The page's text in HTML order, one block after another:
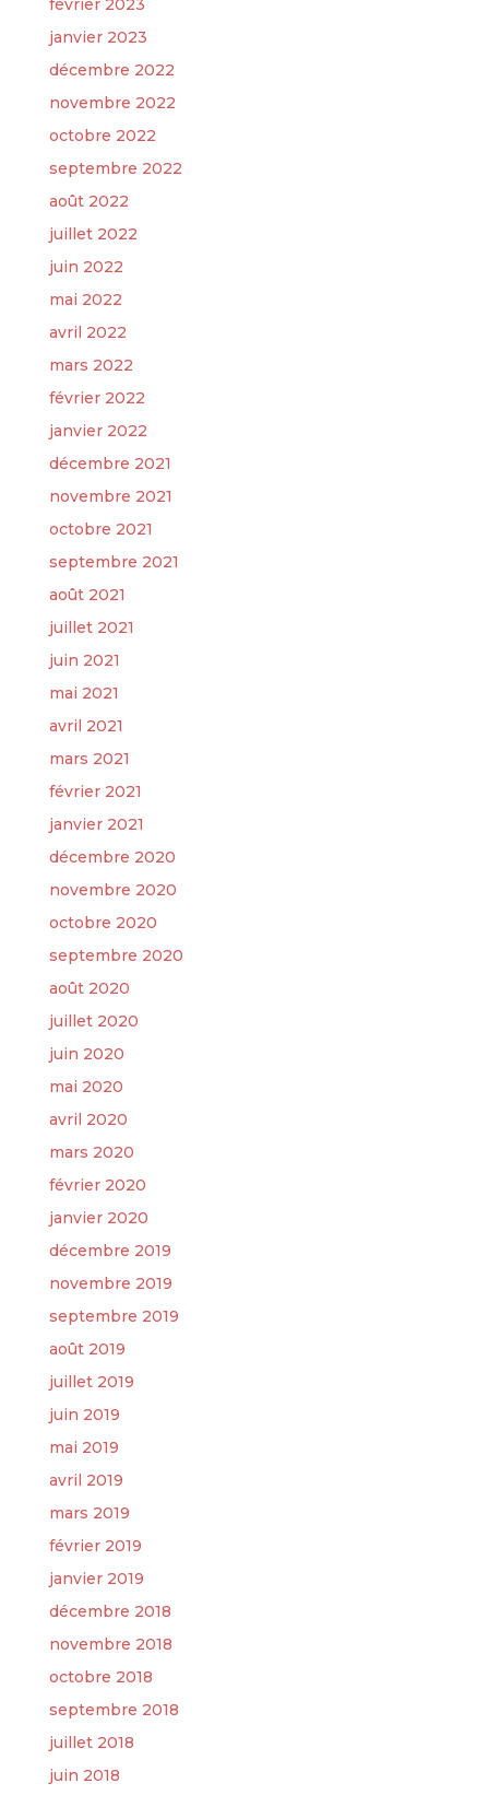
février 2023
janvier 2023
décembre 2022
novembre 2022
octobre 2022
septembre 2022
août 2022
juillet 2022
juin 2022
mai 2022
avril 2022
mars 2022
février 2022
janvier 2022
décembre 2021
novembre 2021
octobre 2021
septembre 2021
août 2021
juillet 2021
juin 2021
mai 2021
avril 2021
mars 2021
février 2021
janvier 2021
décembre 2020
novembre 2020
octobre 2020
septembre 2020
août 2020
juillet 2020
juin 2020
mai 2020
avril 2020
mars 2020
février 2020
janvier 2020
décembre 2019
novembre 2019
septembre 2019
août 2019
juillet 2019
juin 2019
mai 2019
avril 2019
mars 2019
février 2019
janvier 2019
décembre 2018
novembre 2018
octobre 2018
septembre 2018
juillet 2018
juin 2018